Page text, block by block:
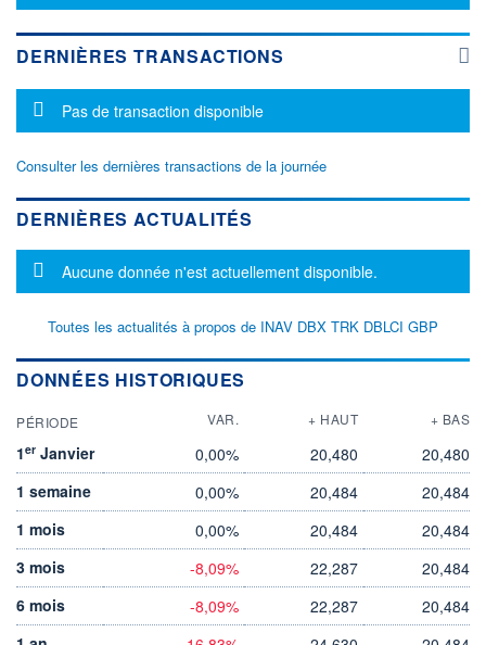
DERNIÈRES TRANSACTIONS
Message d'information
Pas de transaction disponible
Consulter les dernières transactions de la journée
DERNIÈRES ACTUALITÉS
Message d'information
Aucune donnée n'est actuellement disponible.
Toutes les actualités à propos de INAV DBX TRK DBLCI GBP
DONNÉES HISTORIQUES
PÉRIODE VAR. + HAUT + BAS
1er Janvier 0,00% 20,480
20,480
1 semaine
0,00% 20,484
20,484
1 mois
0,00% 20,484
20,484
3 mois
-8,09% 22,287
20,484
6 mois
-8,09% 22,287
20,484